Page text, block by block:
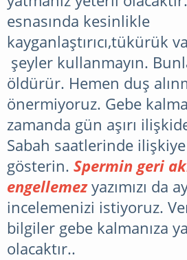
esnasında kesinlikle
kayganlaştırıcı,tükürük
şeyler kullanmayın.
öldürür. Hemen duş
önermiyoruz. Gebe
zamanda gün aşırı
Sabah saatlerinde
gösterin. Spermin geri
engellemezyazımızı da
incelemenizi istiyoruz.
bilgiler gebe kalmanıza
olacaktır..